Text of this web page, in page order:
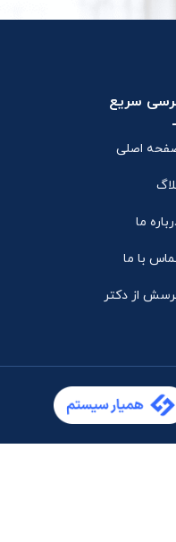
سریع
اصلی
ما
با ما
از دکتر